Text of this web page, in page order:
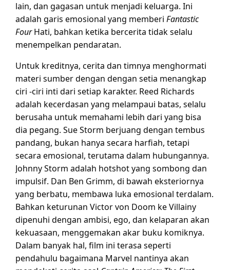
lain, dan gagasan untuk menjadi keluarga. Ini
adalah garis emosional yang memberi Fantastic
FourHati, bahkan ketika bercerita tidak selalu
menempelkan pendaratan.
Untuk kreditnya, cerita dan timnya menghormati
materi sumber dengan dengan setia menangkap
ciri -ciri inti dari setiap karakter. Reed Richards
adalah kecerdasan yang melampaui batas, selalu
berusaha untuk memahami lebih dari yang bisa
dia pegang. Sue Storm berjuang dengan tembus
pandang, bukan hanya secara harfiah, tetapi
secara emosional, terutama dalam hubungannya.
Johnny Storm adalah hotshot yang sombong dan
impulsif. Dan Ben Grimm, di bawah eksteriornya
yang berbatu, membawa luka emosional terdalam.
Bahkan keturunan Victor von Doom ke Villainy
dipenuhi dengan ambisi, ego, dan kelaparan akan
kekuasaan, menggemakan akar buku komiknya.
Dalam banyak hal, film ini terasa seperti
pendahulu bagaimana Marvel nantinya akan